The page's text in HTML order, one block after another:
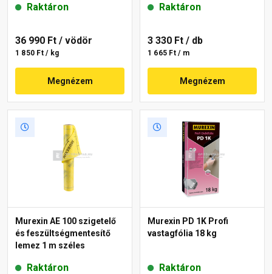
Raktáron
36 990 Ft / vödör
1 850 Ft / kg
Megnézem
Raktáron
3 330 Ft / db
1 665 Ft / m
Megnézem
Murexin AE 100 szigetelő
és feszültségmentesítő
lemez 1 m széles
Raktáron
Murexin PD 1K Profi
vastagfólia 18 kg
Raktáron